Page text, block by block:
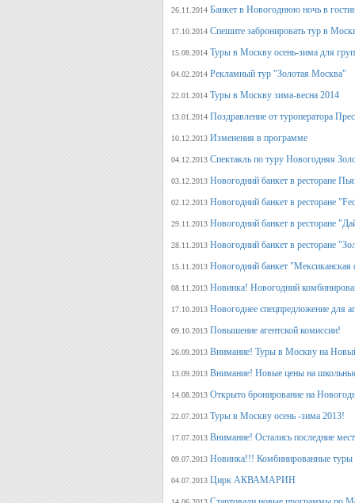
26.11.2014 Банкет в Новогоднюю ночь в
17.10.2014 Спешите забронировать тур в
15.08.2014 Туры в Москву осень-зима для
04.02.2014 Рекламный тур "Золотая Москва"
22.01.2014 Туры в Москву зима-весна 2014
13.01.2014 Поздравление от туроператора
10.12.2013 Изменения в программе
04.12.2013 Спектакль по туру Новогодняя
03.12.2013 Новогодний банкет в ресторане
02.12.2013 Новогодний банкет в ресторане
29.11.2013 Новогодний банкет в ресторане
28.11.2013 Новогодний банкет в ресторане
15.11.2013 Новогодний банкет
08.11.2013 Новинка! Новогодний
17.10.2013 Новогоднее спецпредложение для
09.10.2013 Повышение агентской комиссии!
26.09.2013 Внимание! Туры в Москву на
13.09.2013 Внимание! Новые цены на
14.08.2013 Открыто бронирование на
22.07.2013 Туры в Москву осень -зима 2013!
17.07.2013 Внимание! Остались последние
09.07.2013 Новинка!!! Комбинированные туры
04.07.2013 Цирк АКВАМАРИН